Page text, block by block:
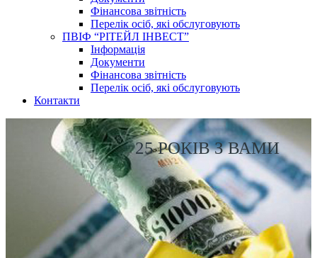
Фінансова звітність
Перелік осіб, які обслуговують
ПВІФ “РІТЕЙЛ ІНВЕСТ”
Інформація
Документи
Фінансова звітність
Перелік осіб, які обслуговують
Контакти
25 РОКІВ З ВАМИ